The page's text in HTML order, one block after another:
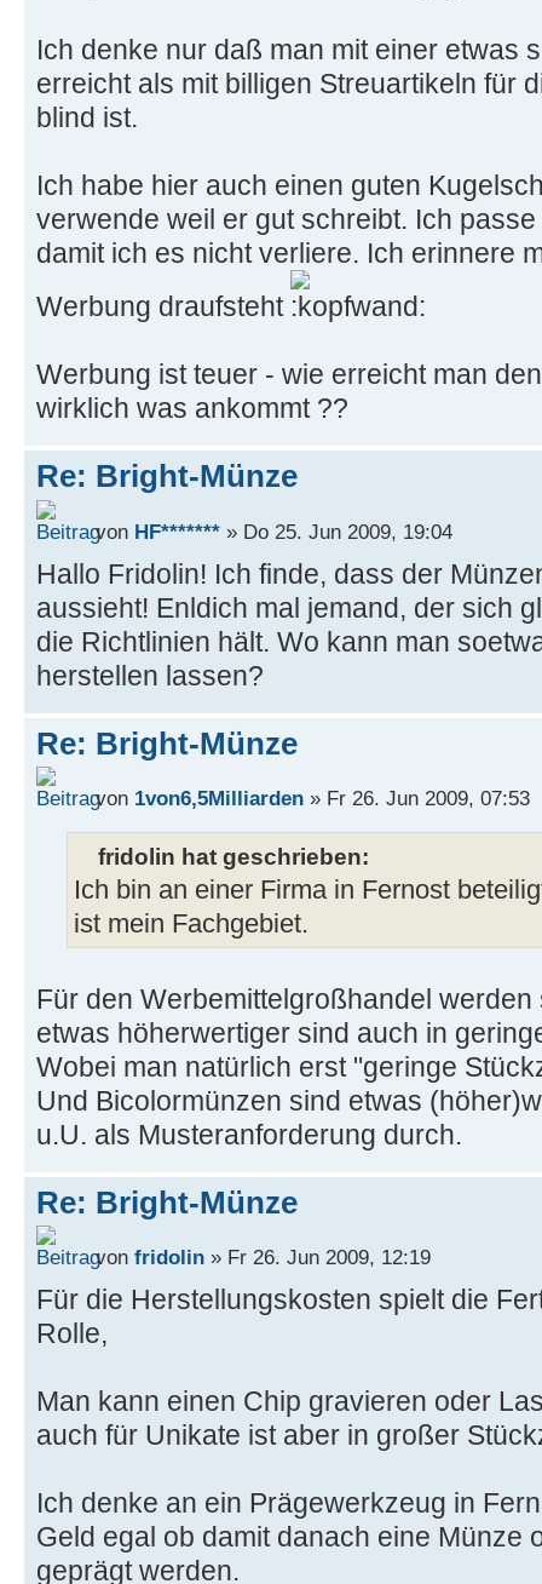
Ich denke nur daß man mit einer etwas
erreicht als mit billigen Streuartikeln für
blind ist.
Ich habe hier auch einen guten
verwende weil er gut schreibt. Ich
damit ich es nicht verliere. Ich erinnere
Werbung draufsteht
Werbung ist teuer - wie erreicht man
wirklich was ankommt ??
Re: Bright-Münze
von HF******* » Do 25. Jun 2009, 19:04
Hallo Fridolin! Ich finde, dass der
aussieht! Enldich mal jemand, der sich
die Richtlinien hält. Wo kann man
herstellen lassen?
Re: Bright-Münze
von 1von6,5Milliarden » Fr 26. Jun 2009, 07:53
fridolin hat geschrieben:
Ich bin an einer Firma in Fernost
ist mein Fachgebiet.
Für den Werbemittelgroßhandel
etwas höherwertiger sind auch in
Wobei man natürlich erst "geringe
Und Bicolormünzen sind etwas
u.U. als Musteranforderung durch.
Re: Bright-Münze
von fridolin » Fr 26. Jun 2009, 12:19
Für die Herstellungskosten spielt die
Rolle,
Man kann einen Chip gravieren oder
auch für Unikate ist aber in großer
Ich denke an ein Prägewerkzeug in
Geld egal ob damit danach eine Münze
geprägt werden.